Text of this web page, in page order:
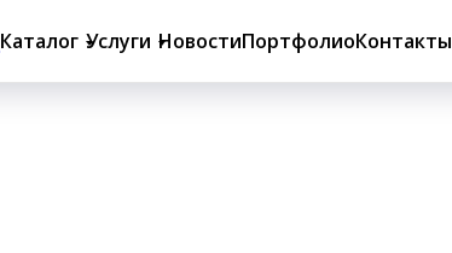
Каталог Услуги НовостиПортфолиоКонтакты